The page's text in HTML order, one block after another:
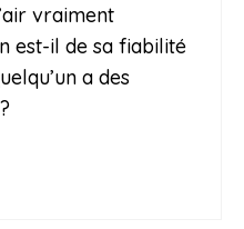
vraiment
est-il de sa fiabilité
a des